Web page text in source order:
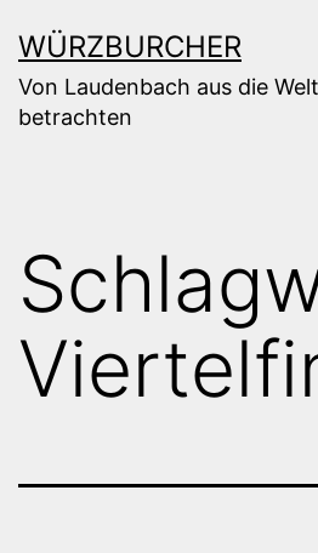
Inhalt
springen
WÜRZBURCHER
Von Laudenbach aus die Welt
betrachten